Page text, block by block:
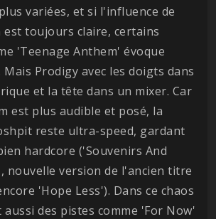
variées, et si l'influence de
est toujours claire, certains
'Teenage Anthem' évoque
Prodigy avec les doigts dans
et la tête dans un mixer. Car
est plus audible et posé, la
reste ultra-speed, gardant
hardcore ('Souvenirs And
nouvelle version de l'ancien titre
'Hope Less'). Dans ce chaos
des pistes comme 'For Now'